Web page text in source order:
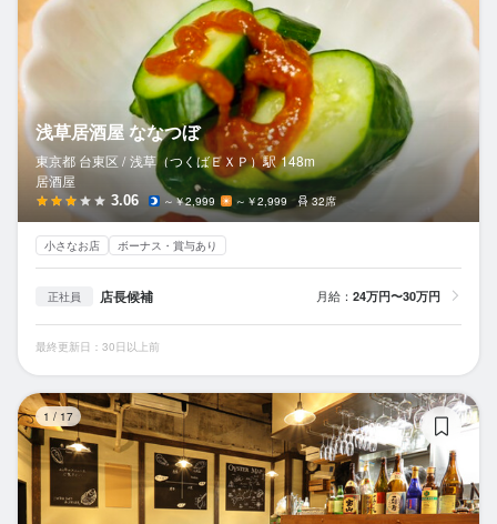
浅草居酒屋 ななつぼ
東京都 台東区 / 浅草（つくばＥＸＰ）駅 148m
居酒屋
3.06 ～￥2,999 ～￥2,999 32席
小さなお店 ボーナス・賞与あり
正社員 店長候補 月給： 24万円〜30万円
最終更新日：30日以上前
1 / 17